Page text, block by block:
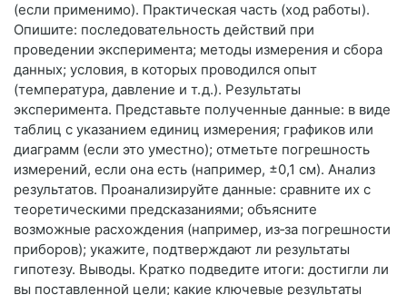
(если применимо). Практическая часть (ход работы).
Опишите: последовательность действий при
проведении эксперимента; методы измерения и сбора
данных; условия, в которых проводился опыт
(температура, давление и т. д.). Результаты
эксперимента. Представьте полученные данные: в виде
таблиц с указанием единиц измерения; графиков или
диаграмм (если это уместно); отметьте погрешность
измерений, если она есть (например, ±0,1 см). Анализ
результатов. Проанализируйте данные: сравните их с
теоретическими предсказаниями; объясните
возможные расхождения (например, из‑за погрешности
приборов); укажите, подтверждают ли результаты
гипотезу. Выводы. Кратко подведите итоги: достигли ли
вы поставленной цели; какие ключевые результаты